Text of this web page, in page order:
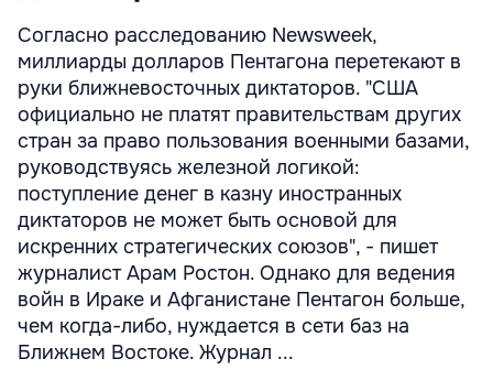
Согласно расследованию Newsweek,
миллиарды долларов Пентагона перетекают в
руки ближневосточных диктаторов. "США
официально не платят правительствам других
стран за право пользования военными базами,
руководствуясь железной логикой:
поступление денег в казну иностранных
диктаторов не может быть основой для
искренних стратегических союзов", - пишет
журналист Арам Ростон. Однако для ведения
войн в Ираке и Афганистане Пентагон больше,
чем когда-либо, нуждается в сети баз на
Ближнем Востоке. Журнал ...